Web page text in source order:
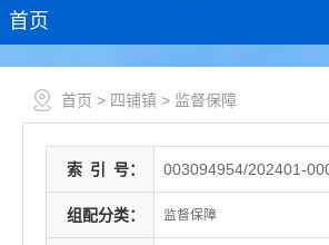
首页
首页 > 四铺镇 > 监督保障
索 引 号： 003094954/202401-
组配分类： 监督保障